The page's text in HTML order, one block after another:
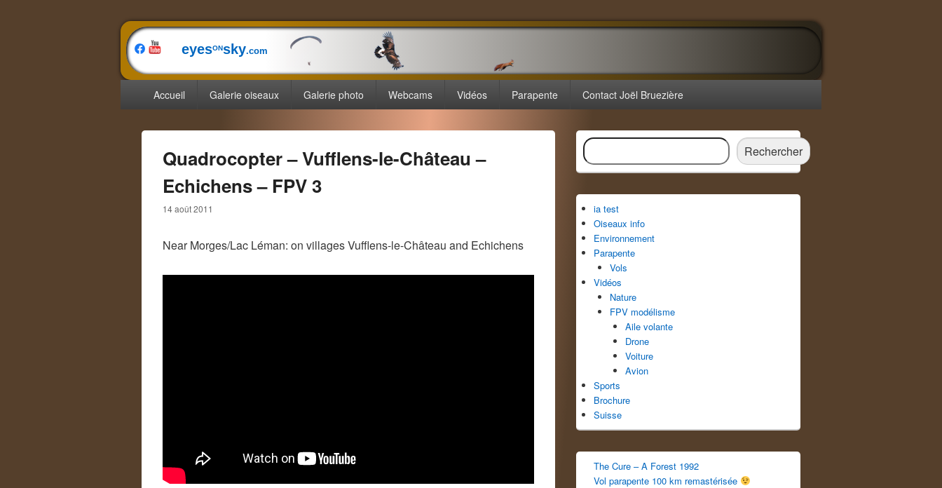
eyesONsky.com
principalAccueil Galerie oiseaux Galerie photo Webcams Vidéos Parapente Contact Joël Bruezière
Quadrocopter – Vufflens-le-Château –
Echichens – FPV 3
14 août 2011
Near Morges/Lac Léman: on villages Vufflens-le-Château and Echichens
Zone
principale
de
widget
la
barre
latérale
Rechercher Rechercher
ia test
Oiseaux info
Environnement
Parapente
Vols
Vidéos
Nature
FPV modélisme
Aile volante
Drone
Voiture
Avion
Sports
Brochure
Suisse
The Cure – A Forest 1992
Vol parapente 100 km remastérisée